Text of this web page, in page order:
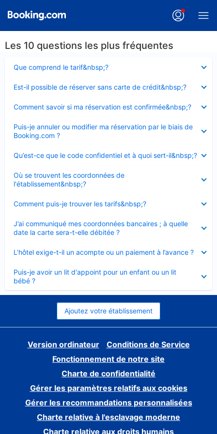
Les 10 questions les plus fréquentes
Que comprend le tarif&nbsp;?
fermé
Est-il possible de réserver sans carte de crédit&nbsp;?
fermé
Comment savoir si ma réservation est confirmée&nbsp;?
fermé
Puis-je annuler ou modifier ma réservation par le biais de
Booking.com ?
fermé
Qu’est-ce que le code confidentiel et à quoi sert-il&nbsp;?
fermé
Où se trouvent les coordonnées de
l'établissement&nbsp;?
fermé
Comment puis-je trouver les tarifs&nbsp;?
fermé
J’ai communiqué mes coordonnées bancaires ; à quelle
date la carte sera-t-elle débitée ?
fermé
L’hôtel exige-t-il un acompte ou un paiement à l’avance ?
fermé
Puis-je avoir un lit d'appoint pour un enfant ou un lit
bébé ?
fermé
Ajoutez votre établissement
Version ordinateur
Conditions de Service
Fonctionnement de notre site
Charte de confidentialité
Gérer les paramètres relatifs aux cookies
Gérer les recommandations personnalisées
Charte relative à l'esclavage moderne
Charte relative aux droits humains